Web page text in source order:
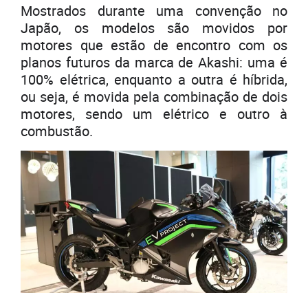
Mostrados durante uma convenção no
Japão, os modelos são movidos por
motores que estão de encontro com os
planos futuros da marca de Akashi: uma é
100% elétrica, enquanto a outra é híbrida,
ou seja, é movida pela combinação de dois
motores, sendo um elétrico e outro à
combustão.